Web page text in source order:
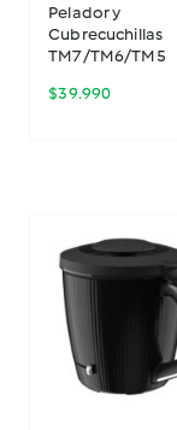
Pelador y
Cubrecuchillas
TM7/TM6/TM5
$39.990